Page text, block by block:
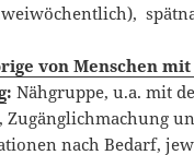
von Menschen
:Nähgruppe, u.a. mit
Zugänglichmachung
nach Bedarf,